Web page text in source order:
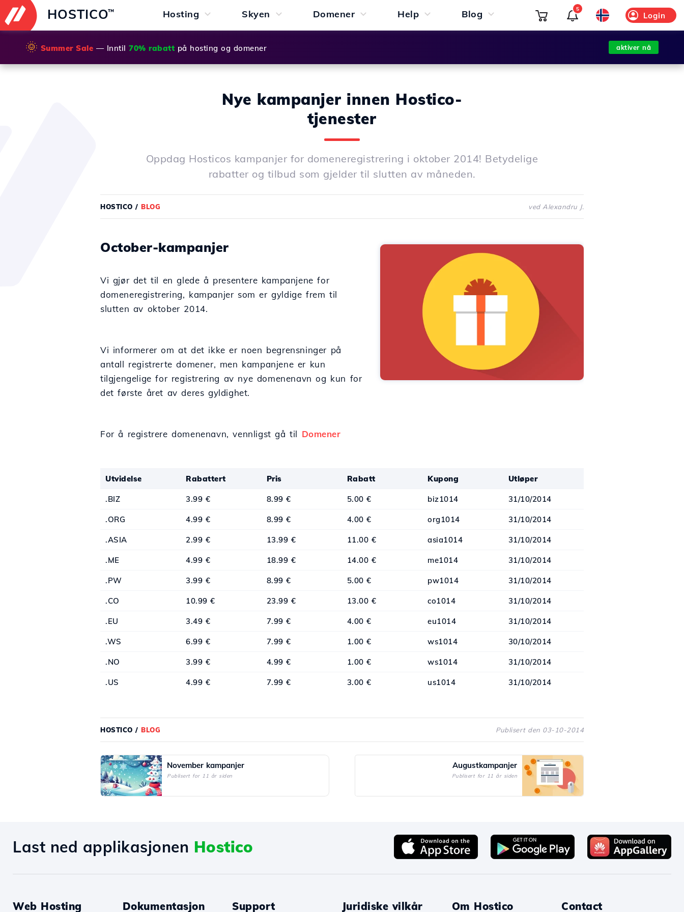
HOSTICO™ Hosting Skyen Domener Help Blog Login
5
🌞 Summer Sale — Inntil 70% rabatt på hosting og domener aktiver nå
Nye kampanjer innen Hostico-
tjenester
Oppdag Hosticos kampanjer for domeneregistrering i oktober 2014! Betydelige
rabatter og tilbud som gjelder til slutten av måneden.
HOSTICO / BLOG ved Alexandru J.
October-kampanjer
Vi gjør det til en glede å presentere kampanjene for
domeneregistrering, kampanjer som er gyldige frem til
slutten av oktober 2014.
Vi informerer om at det ikke er noen begrensninger på
antall registrerte domener, men kampanjene er kun
tilgjengelige for registrering av nye domenenavn og kun for
det første året av deres gyldighet.
For å registrere domenenavn, vennligst gå til Domener
Utvidelse Rabattert Pris Rabatt Kupong Utløper
.BIZ 3.99 € 8.99 € 5.00 € biz1014 31/10/2014
.ORG 4.99 € 8.99 € 4.00 € org1014 31/10/2014
.ASIA 2.99 € 13.99 € 11.00 € asia1014 31/10/2014
.ME 4.99 € 18.99 € 14.00 € me1014 31/10/2014
.PW 3.99 € 8.99 € 5.00 € pw1014 31/10/2014
.CO 10.99 € 23.99 € 13.00 € co1014 31/10/2014
.EU 3.49 € 7.99 € 4.00 € eu1014 31/10/2014
.WS 6.99 € 7.99 € 1.00 € ws1014 30/10/2014
.NO 3.99 € 4.99 € 1.00 € ws1014 31/10/2014
.US 4.99 € 7.99 € 3.00 € us1014 31/10/2014
HOSTICO / BLOG Publisert den 03-10-2014
November kampanjer
Publisert for 11 år siden
Augustkampanjer
Publisert for 11 år siden
Last ned applikasjonen Hostico
Web Hosting Dokumentasjon Support Juridiske vilkår Om Hostico Contact